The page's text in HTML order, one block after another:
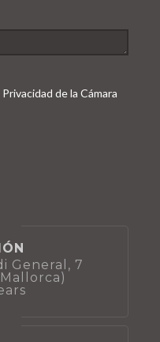
de la Cámara
General, 7